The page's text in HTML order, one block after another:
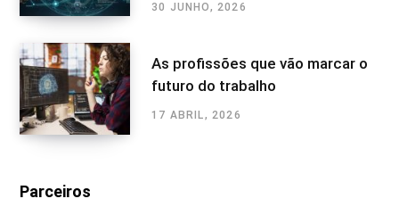
30 JUNHO, 2026
As profissões que vão marcar o
futuro do trabalho
17 ABRIL, 2026
Parceiros